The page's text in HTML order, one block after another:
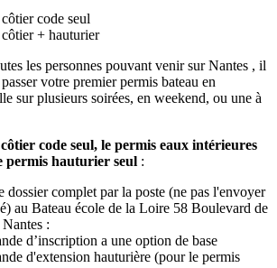
code seul
+ hauturier
les personnes pouvant venir sur Nantes , il
votre premier permis bateau en
sur plusieurs soirées, en weekend, ou une à
code seul, le permis eaux intérieures
permis hauturier seul :
dossier complet par la poste (ne pas l'envoyer
au Bateau école de la Loire 58 Boulevard de
:
d’inscription a une option de base
d'extension hauturière (pour le permis